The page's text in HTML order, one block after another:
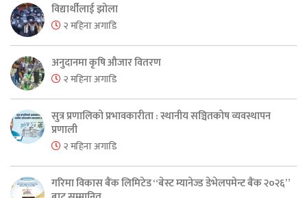
विद्यार्थीलाई झोला
२ महिना अगाडि
अनुदानमा कृषि औजार वितरण
२ महिना अगाडि
सुत्र प्रणालिको प्रभावकारीता : स्थानीय सञ्चितकोष व्यवस्थापन
प्रणाली
२ महिना अगाडि
गरिमा विकास बैंक लिमिटेड “बेस्ट म्यानेज्ड डेभेलपमेन्ट बैंक २०२६”